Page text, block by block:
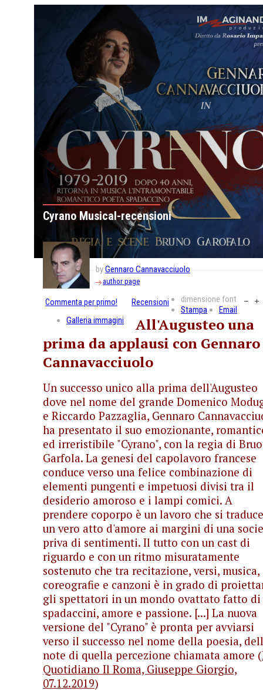
Cyrano Musical-recensioni
byGennaro Cannavacciuolo
author page
Commenta per primo! Recensioni
dimensione font
Stampa
Email
Galleria immagini
All'Augusteo una
prima da applausi con Gennaro
Cannavacciuolo
Un successo unico alla prima dell'Augusteo
dove nel nome del grande Domenico
e Riccardo Pazzaglia, Gennaro
ha presentato il suo emozionante,
ed irreristibile "Cyrano", con la regia di
Garfola. La genesi del capolavoro francese
conduce verso una felice combinazione di
elementi pungenti e impetuosi divisi tra il
desiderio amoroso e i lampi comici. A
prendere coporpo è un lavoro che si
un vero atto d'amore ai margini di una
priva di sentimenti. Il tutto con un cast di
riguardo e con un ritmo misuratamente
sostenuto che tra recitazione, versi, musica,
coreografie e canzoni è in grado di
gli spettatori in un mondo ovattato fatto di
spadaccini, amore e passione. [...] La nuova
versione del "Cyrano" è pronta per avviarsi
verso il successo nel nome della poesia,
note di quella percezione chiamata amore (
Quotidiano Il Roma, Giuseppe Giorgio,
07.12.2019)